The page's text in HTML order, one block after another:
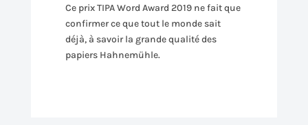
Ce prix TIPA Word Award 2019 ne fait que
confirmer ce que tout le monde sait
déjà, à savoir la grande qualité des
papiers Hahnemühle.